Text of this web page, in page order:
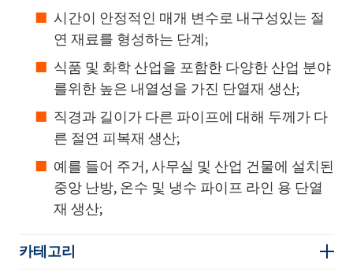
시간이 안정적인 매개 변수로 내구성있는 절
연 재료를 형성하는 단계;
식품 및 화학 산업을 포함한 다양한 산업 분야
를위한 높은 내열성을 가진 단열재 생산;
직경과 길이가 다른 파이프에 대해 두께가 다
른 절연 피복재 생산;
예를 들어 주거, 사무실 및 산업 건물에 설치된
중앙 난방, 온수 및 냉수 파이프 라인 용 단열
재 생산;
카테고리